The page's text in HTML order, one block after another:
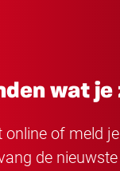
wat je
online of meld
de